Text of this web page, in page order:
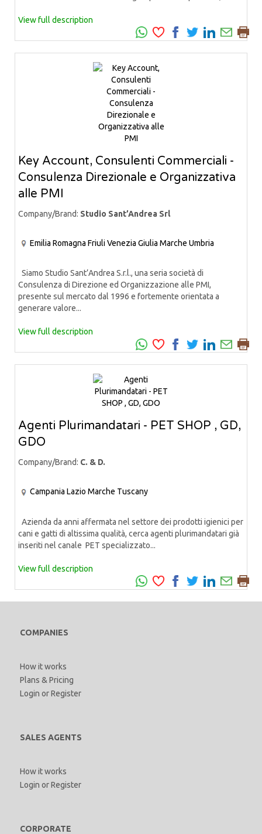
View full description
Key Account, Consulenti Commerciali -
Consulenza Direzionale e Organizzativa
alle PMI
Company/Brand: Studio Sant’Andrea Srl
Emilia Romagna Friuli Venezia Giulia Marche Umbria
Siamo Studio Sant’Andrea S.r.l., una seria società di
Consulenza di Direzione ed Organizzazione alle PMI,
presente sul mercato dal 1996 e fortemente orientata a
generare valore...
View full description
Agenti Plurimandatari - PET SHOP , GD,
GDO
Company/Brand: C. & D.
Campania Lazio Marche Tuscany
Azienda da anni affermata nel settore dei prodotti igienici per
cani e gatti di altissima qualità, cerca agenti plurimandatari già
inseriti nel canale PET specializzato...
View full description
COMPANIES
How it works
Plans & Pricing
Login orRegister
SALES AGENTS
How it works
Login orRegister
CORPORATE